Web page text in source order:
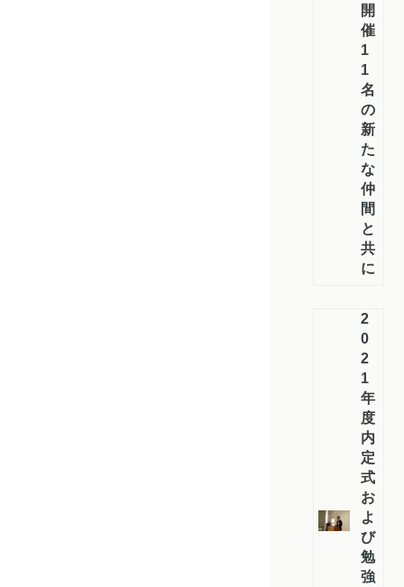
開
催：
1
1
名
の
新
た
な
仲
間
と
共
に
2
0
2
1
年
度
内
定
式
お
よ
び
勉
強